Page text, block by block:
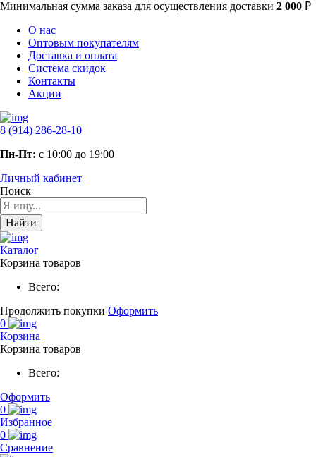
Минимальная сумма заказа для осуществления доставки 2 000 ₽
О нас
Оптовым покупателям
Доставка и оплата
Система скидок
Контакты
Акции
8 (914) 286-28-10
Пн-Пт: с 10:00 до 19:00
Личный кабинет
Поиск
Найти
Каталог
Корзина товаров
Всего:
Продолжить покупки Оформить
0
Корзина
Корзина товаров
Всего:
Оформить
0
Избранное
0
Сравнение